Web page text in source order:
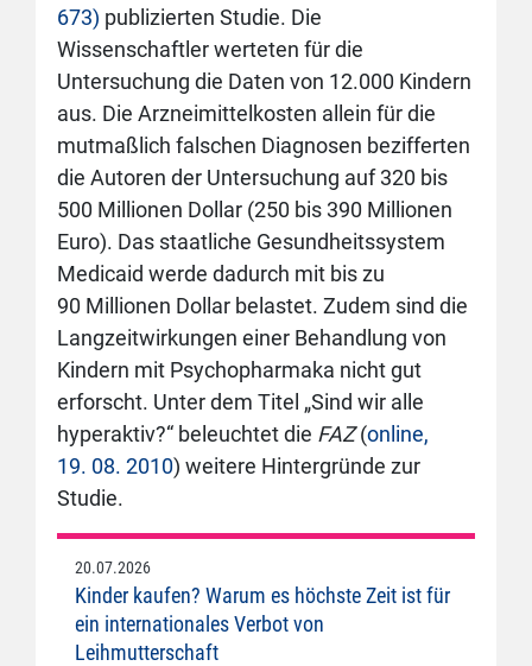
673) publizierten Studie. Die
Wissenschaftler werteten für die
Untersuchung die Daten von 12.000 Kindern
aus. Die Arzneimittelkosten allein für die
mutmaßlich falschen Diagnosen bezifferten
die Autoren der Untersuchung auf 320 bis
500 Millionen Dollar (250 bis 390 Millionen
Euro). Das staatliche Gesundheitssystem
Medicaid werde dadurch mit bis zu
90 Millionen Dollar belastet. Zudem sind die
Langzeitwirkungen einer Behandlung von
Kindern mit Psychopharmaka nicht gut
erforscht. Unter dem Titel „Sind wir alle
hyperaktiv?“ beleuchtet die FAZ(online,
19. 08. 2010) weitere Hintergründe zur
Studie.
20.07.2026
Kinder kaufen? Warum es höchste Zeit ist für
ein internationales Verbot von
Leihmutterschaft